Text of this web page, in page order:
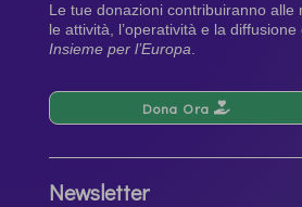
Le tue donazioni contribuiranno alle
le attività, l’operatività e la
Insieme per l’Europa.
Dona Ora
Newsletter